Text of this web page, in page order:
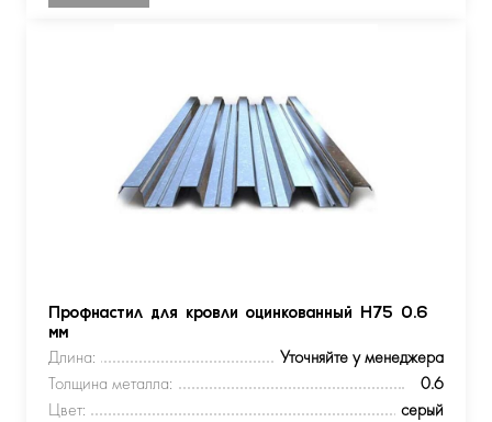
Профнастил для кровли оцинкованный Н75 0.6
мм
Длина:
Уточняйте у менеджера
Толщина металла:
0.6
Цвет:
серый